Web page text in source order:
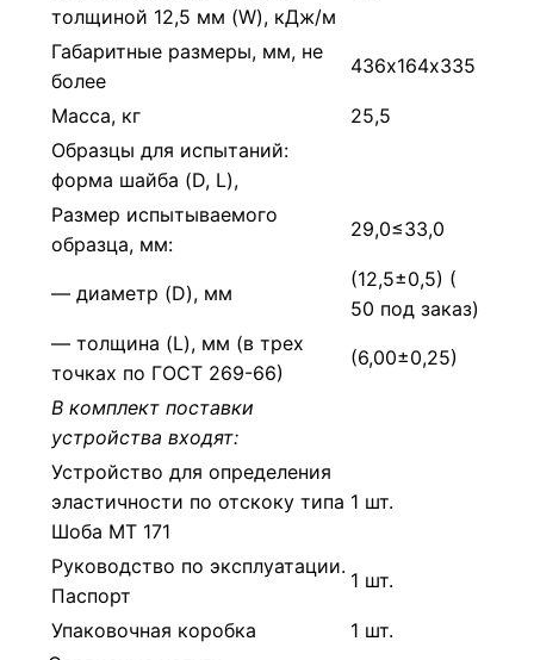
толщиной 12,5 мм (W), кДж/м
Габаритные размеры, мм, не
более
436х164х335
Масса, кг
25,5
Образцы для испытаний:
форма шайба (D, L),
Размер испытываемого
образца, мм:
29,0≤33,0
— диаметр (D), мм
(12,5±0,5) (
50 под заказ)
— толщина (L), мм (в трех
точках по ГОСТ 269-66)
(6,00±0,25)
В комплект поставки
устройства входят:
Устройство для определения
эластичности по отскоку типа
Шоба МТ 171
1 шт.
Руководство по эксплуатации.
Паспорт
1 шт.
Упаковочная коробка
1 шт.